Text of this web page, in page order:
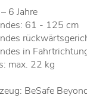
6 Jahre
61 - 125 cm
in
max. 22 kg
BeSafe